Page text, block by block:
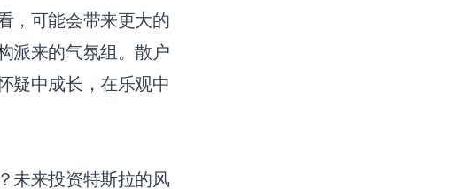
，可能会带来更大的
派来的气氛组。散户
疑中成长，在乐观中
未来投资特斯拉的风